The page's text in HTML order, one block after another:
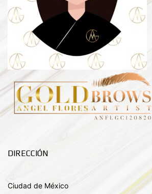
DIRECCIÓN
Ciudad de México